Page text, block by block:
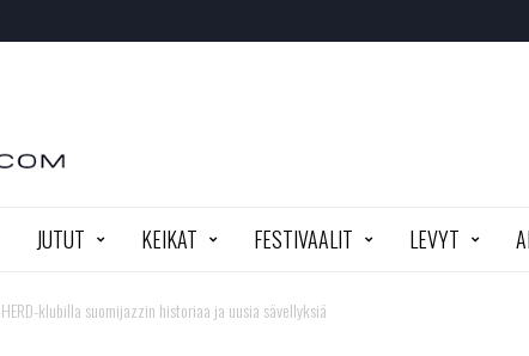
JUTUT KEIKAT FESTIVAALIT LEVYT
HERD-klubilla suomijazzin historiaa ja uusia sävellyksiä